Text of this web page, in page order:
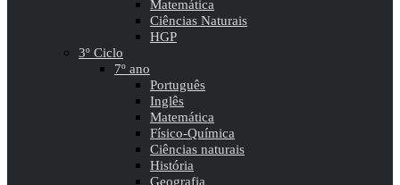
Matemática
Ciências Naturais
HGP
3º Ciclo
7º ano
Português
Inglês
Matemática
Físico-Química
Ciências naturais
História
Geografia